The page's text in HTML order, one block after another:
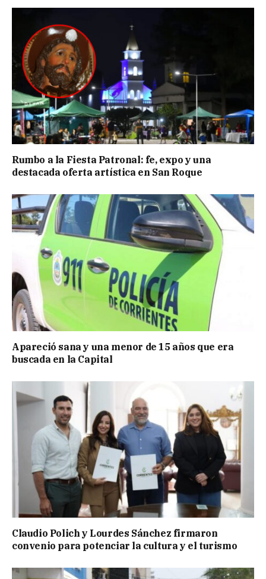
Rumbo a la Fiesta Patronal: fe, expo y una
destacada oferta artística en San Roque
Apareció sana y una menor de 15 años que era
buscada en la Capital
Claudio Polich y Lourdes Sánchez firmaron
convenio para potenciar la cultura y el turismo